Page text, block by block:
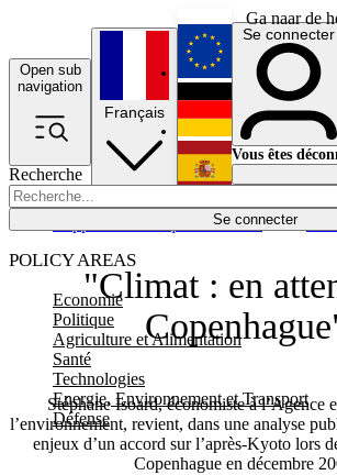
Ga naar de
Open sub
navigation
Recherche
Se connecter
POLICY AREAS
Economie
Politique
Agriculture et Alimentation
Santé
Technologies
Energie, Environnement et Transport
Défense
Économie
Français
English
Deutsch
Español
Se connecter
Vous êtes
"Climat : en
Stéphane Isoard, économiste à l’Agence
l’environnement, revient, dans une analyse
enjeux d’un accord sur l’après-Kyoto lors
Copenhague en décembre